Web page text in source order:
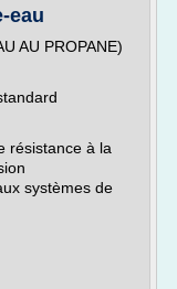
eau
AU PROPANE)
résistance à la
systèmes de